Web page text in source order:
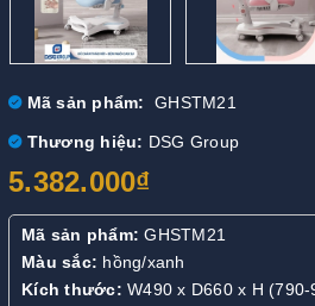
Mã sản phẩm: GHSTM21
Thương hiệu: DSG Group
5.382.000₫
Mã sản phẩm: GHSTM21
Màu sắc: hồng/xanh
Kích thước: W490 x D660 x H (790-